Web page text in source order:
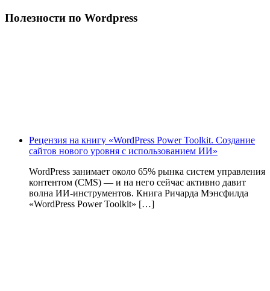
Полезности по Wordpress
Рецензия на книгу «WordPress Power Toolkit. Создание
сайтов нового уровня с использованием ИИ»
WordPress занимает около 65% рынка систем управления
контентом (CMS) — и на него сейчас активно давит
волна ИИ‑инструментов. Книга Ричарда Мэнсфилда
«WordPress Power Toolkit» […]